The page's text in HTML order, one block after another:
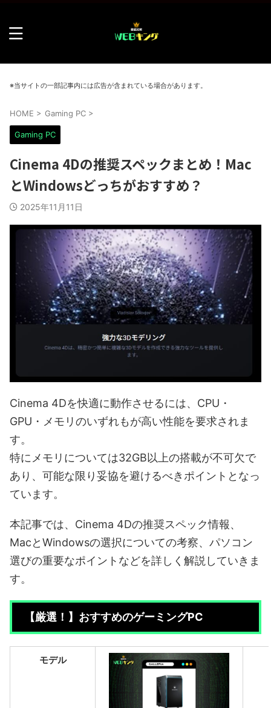
※当サイトの一部記事内には広告が含まれている場合があります。
HOME > Gaming PC >
Gaming PC
Cinema 4Dの推奨スペックまとめ！Mac
とWindowsどっちがおすすめ？
2025年11月11日
Cinema 4Dを快適に動作させるには、CPU・
GPU・メモリのいずれもが高い性能を要求されま
す。
特にメモリについては32GB以上の搭載が不可欠で
あり、可能な限り妥協を避けるべきポイントとなっ
ています。
本記事では、Cinema 4Dの推奨スペック情報、
MacとWindowsの選択についての考察、パソコン
選びの重要なポイントなどを詳しく解説していきま
す。
【厳選！】おすすめのゲーミングPC
モデル